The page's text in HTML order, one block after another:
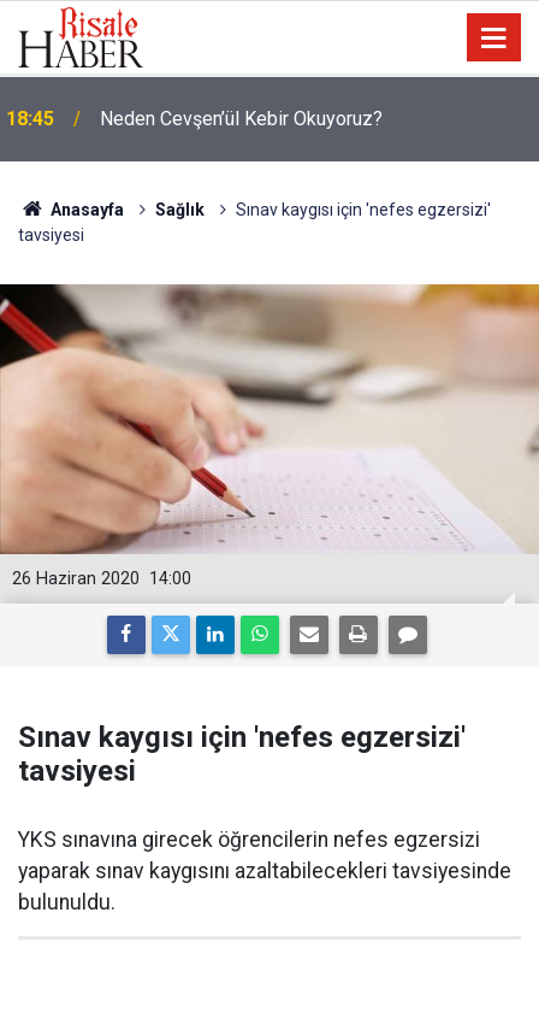
17:45
göndermeyiz
Anasayfa Sağlık
Sınav kaygısı için 'nefes egzersizi'
tavsiyesi
14:00
26 Haziran 2020
Sınav kaygısı için 'nefes egzersizi'
tavsiyesi
YKS sınavına girecek öğrencilerin nefes egzersizi
yaparak sınav kaygısını azaltabilecekleri tavsiyesinde
bulunuldu.